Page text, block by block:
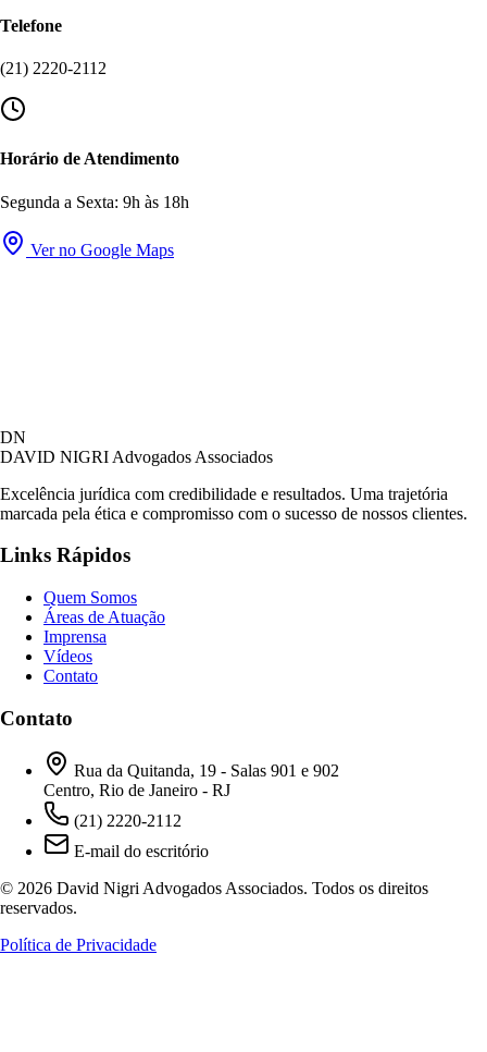
Telefone
(21) 2220-2112
Horário de Atendimento
Segunda a Sexta: 9h às 18h
Ver no Google Maps
DN
DAVID NIGRI Advogados Associados
Excelência jurídica com credibilidade e resultados. Uma trajetória
marcada pela ética e compromisso com o sucesso de nossos clientes.
Links Rápidos
Quem Somos
Áreas de Atuação
Imprensa
Vídeos
Contato
Contato
Rua da Quitanda, 19 - Salas 901 e 902
Centro, Rio de Janeiro - RJ
(21) 2220-2112
E-mail do escritório
© 2026 David Nigri Advogados Associados. Todos os direitos
reservados.
Política de Privacidade